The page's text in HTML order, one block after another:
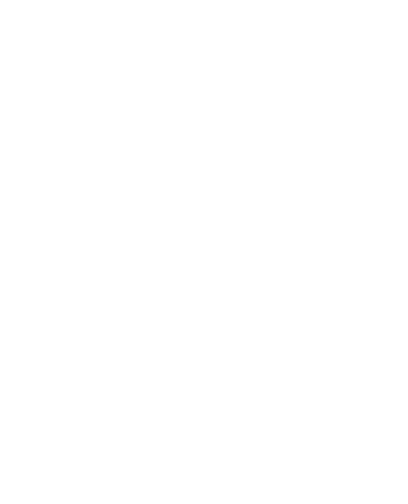
Baueigentum und wird
wird durch den Grundstückswert
Grundstücksarten beim